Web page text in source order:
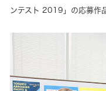
ンテスト 2019」の応募作